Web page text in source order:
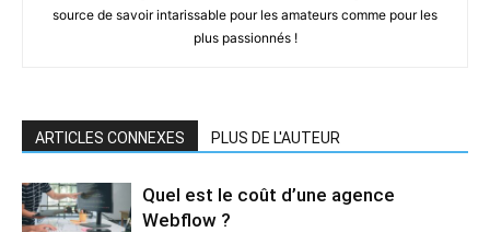
source de savoir intarissable pour les amateurs comme pour les
plus passionnés !
ARTICLES CONNEXES PLUS DE L'AUTEUR
Quel est le coût d’une agence
Webflow ?